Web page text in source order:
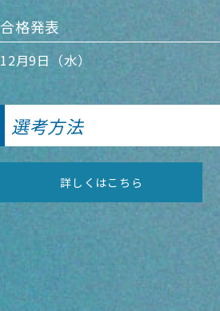
合格発表
12月9日（水）
選考方法
詳しくはこちら